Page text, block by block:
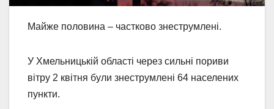
Майже половина – частково знеструмлені.
У Хмельницькій області через сильні пориви
вітру 2 квітня були знеструмлені 64 населених
пункти.